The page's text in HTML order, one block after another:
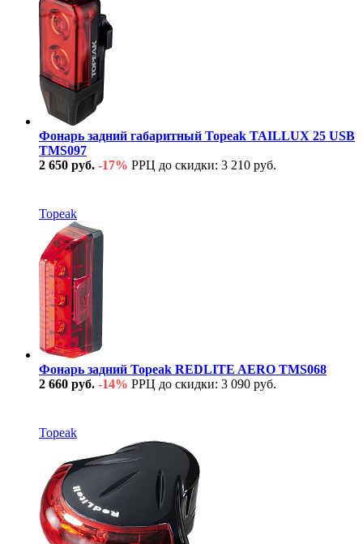
Фонарь задний габаритный Topeak TAILLUX 25 USB
TMS097
2 650 руб. -17% РРЦ до скидки: 3 210 руб.
Topeak
Фонарь задний Topeak REDLITE AERO TMS068
2 660 руб. -14% РРЦ до скидки: 3 090 руб.
Topeak